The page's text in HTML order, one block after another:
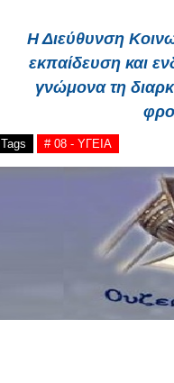
Η Διεύθυνση
εκπαίδευση και
γνώμονα τη
Tags # 08 - ΥΓΕΙΑ